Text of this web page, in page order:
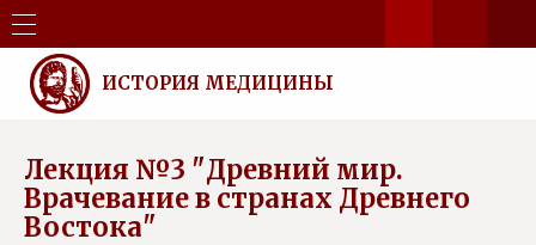
ИСТОРИЯ МЕДИЦИНЫ
Лекция №3 "Древний мир.
Врачевание в странах Древнего
Востока"